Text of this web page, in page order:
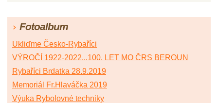
Fotoalbum
Ukliďme Česko-Rybaříci
VÝROČÍ 1922-2022...100. LET MO ČRS BEROUN
Rybaříci Brdatka 28.9.2019
Memoriál Fr.Hlaváčka 2019
Výuka Rybolovné techniky